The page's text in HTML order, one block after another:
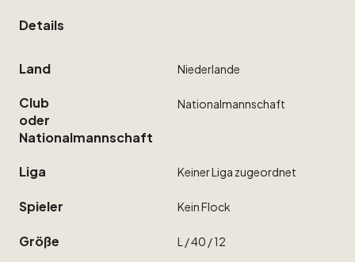
Details
Land Niederlande
Club
oder
Nationalmannschaft
Nationalmannschaft
Liga KeinerLiga zugeordnet
Spieler KeinFlock
Größe L ​/​40 ​/​12